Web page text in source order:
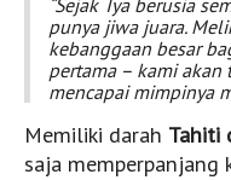
“Sejak Tya berusia
punya jiwa juara.
kebanggaan besar
pertama – kami
mencapai mimpinya
Memiliki darah Tahiti
saja memperpanjang